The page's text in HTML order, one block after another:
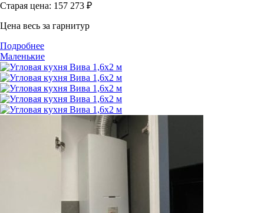
Старая цена: 157 273 ₽
Цена весь за гарнитур
Подробнее
Маленькие